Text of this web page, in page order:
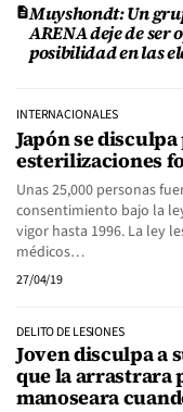
Muyshondt: Un
ARENA deje de
posibilidad en las
INTERNACIONALES
Japón se
esterilizaciones
Unas 25,000 personas
consentimiento bajo la
vigor hasta 1996. La ley
médicos…
27/04/19
DELITO DE LESIONES
Joven disculpa a
que la arrastrara
manoseara